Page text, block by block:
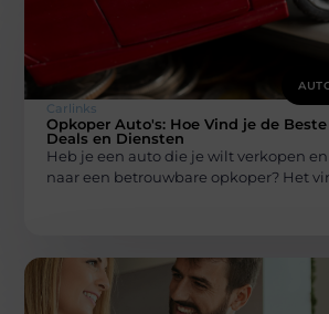
Carlinks
Opkoper Auto's: Hoe Vind je de Beste
Deals en Diensten
Heb je een auto die je wilt verkopen
naar een betrouwbare opkoper? Het